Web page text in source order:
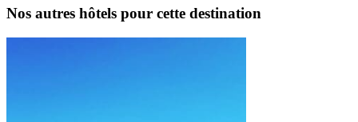
Nos autres hôtels pour cette destination